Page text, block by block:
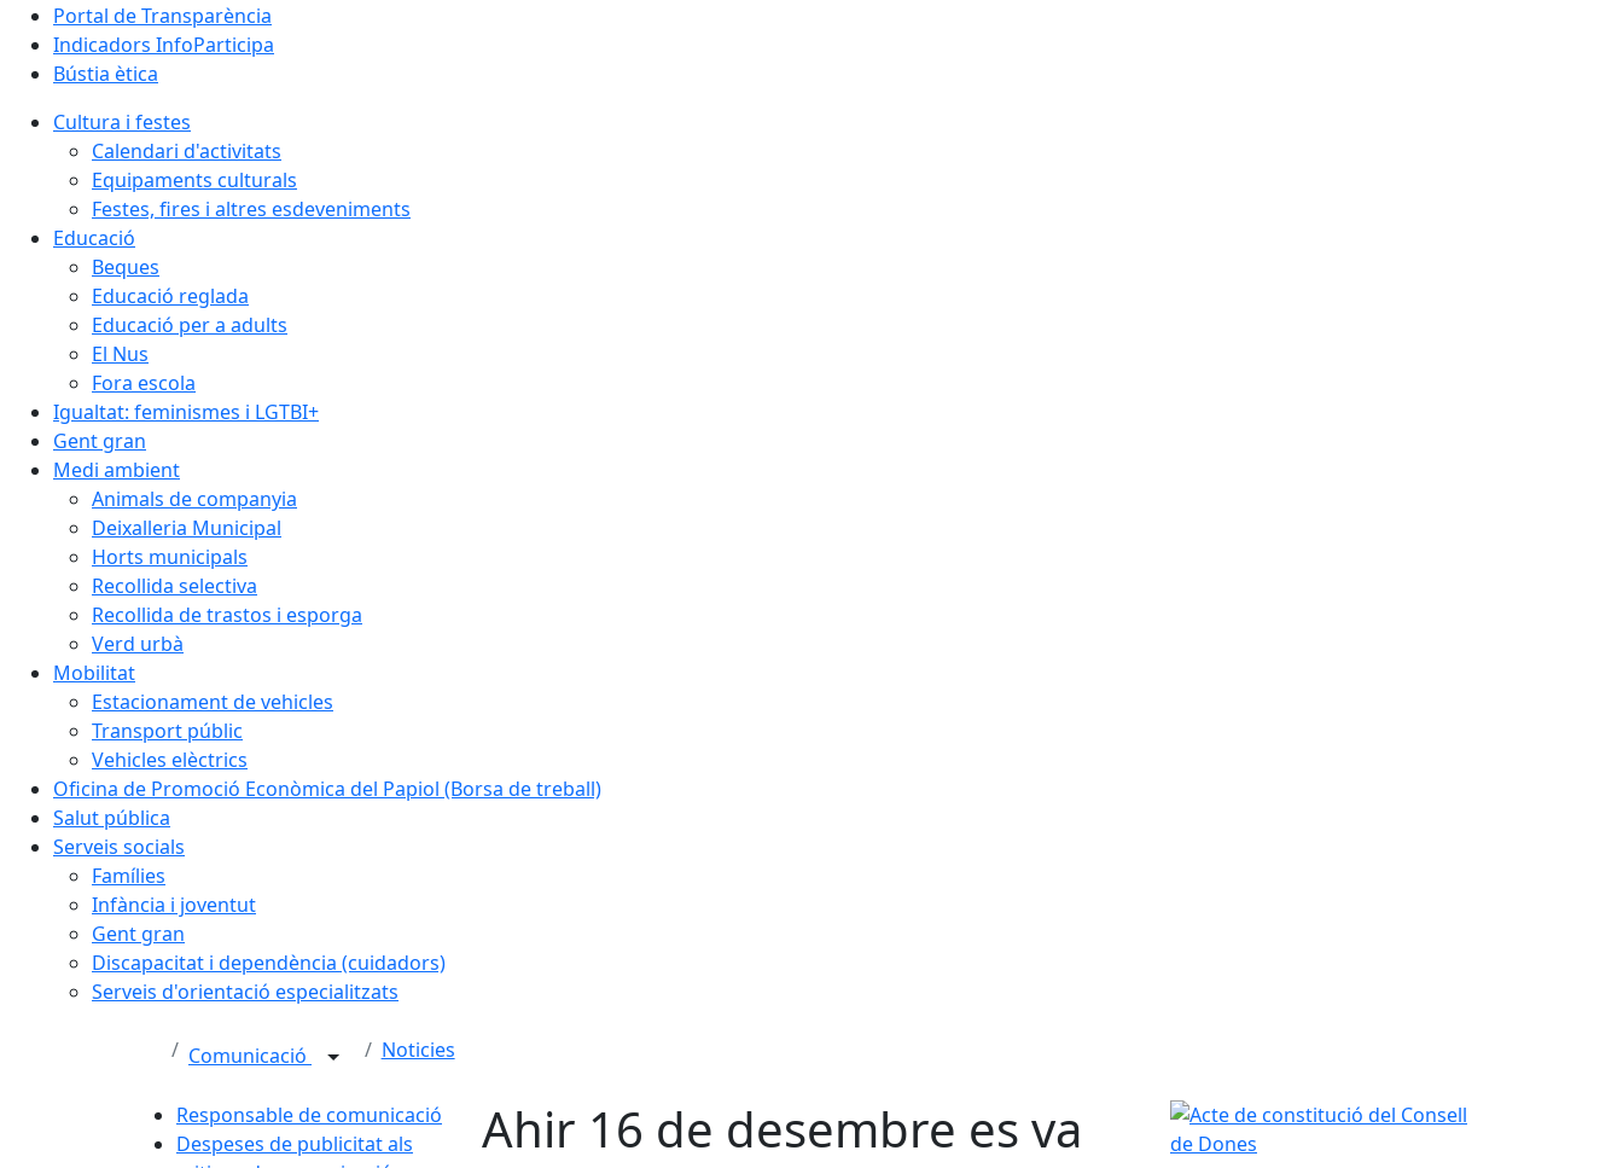
Portal de Transparència
Indicadors InfoParticipa
Bústia ètica
Cultura i festes
Calendari d'activitats
Equipaments culturals
Festes, fires i altres esdeveniments
Educació
Beques
Educació reglada
Educació per a adults
El Nus
Fora escola
Igualtat: feminismes i LGTBI+
Gent gran
Medi ambient
Animals de companyia
Deixalleria Municipal
Horts municipals
Recollida selectiva
Recollida de trastos i esporga
Verd urbà
Mobilitat
Estacionament de vehicles
Transport públic
Vehicles elèctrics
Oficina de Promoció Econòmica del Papiol (Borsa de treball)
Salut pública
Serveis socials
Famílies
Infància i joventut
Gent gran
Discapacitat i dependència (cuidadors)
Serveis d'orientació especialitzats
Comunicació Noticies
Responsable de comunicació
Despeses de publicitat als
Ahir 16 de desembre es va
Acte de constitució del Consell de Dones